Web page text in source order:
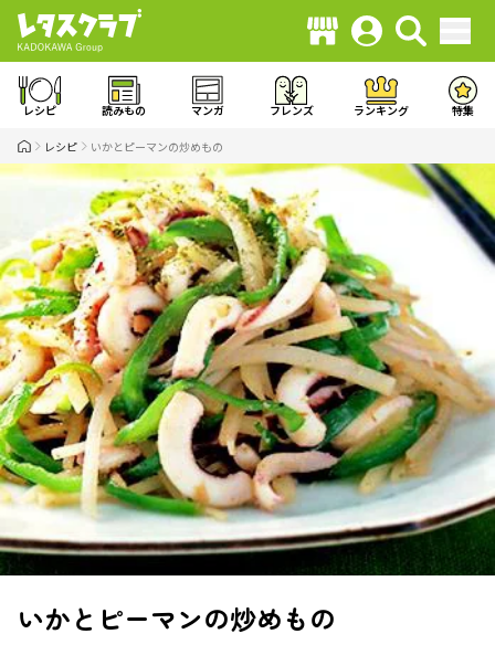
レシピ 読みもの マンガ フレンズ ランキング 特集
レシピ いかとピーマンの炒めもの
いかとピーマンの炒めもの